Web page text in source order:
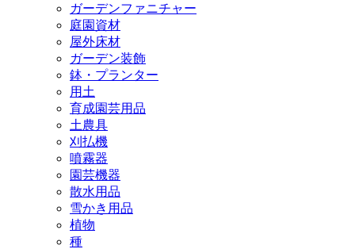
ガーデンファニチャー
庭園資材
屋外床材
ガーデン装飾
鉢・プランター
用土
育成園芸用品
土農具
刈払機
噴霧器
園芸機器
散水用品
雪かき用品
植物
種